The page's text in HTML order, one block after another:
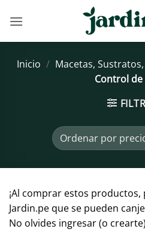
Inicio / Macetas,
Control de
¡Al comprar estos
Jardin.pe que se pueden
No olvides ingresar (o